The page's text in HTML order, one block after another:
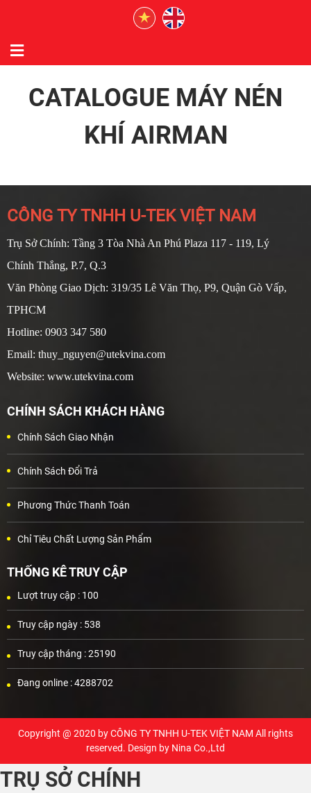
CATALOGUE MÁY NÉN
KHÍ AIRMAN
CÔNG TY TNHH U-TEK VIỆT NAM
Trụ Sở Chính: Tầng 3 Tòa Nhà An Phú Plaza 117 - 119, Lý
Chính Thắng, P.7, Q.3
Văn Phòng Giao Dịch: 319/35 Lê Văn Thọ, P9, Quận Gò Vấp,
TPHCM
Hotline: 0903 347 580
Email: thuy_nguyen@utekvina.com
Website: www.utekvina.com
CHÍNH SÁCH KHÁCH HÀNG
Chính Sách Giao Nhận
Chính Sách Đổi Trả
Phương Thức Thanh Toán
Chỉ Tiêu Chất Lượng Sản Phẩm
THỐNG KÊ TRUY CẬP
Lượt truy cập : 100
Truy cập ngày : 538
Truy cập tháng :25190
Đang online :4288702
Copyright @ 2020 byCÔNG TY TNHH U-TEK VIỆT NAM All rights
reserved. Design by Nina Co.,Ltd
TRỤ SỞ CHÍNH